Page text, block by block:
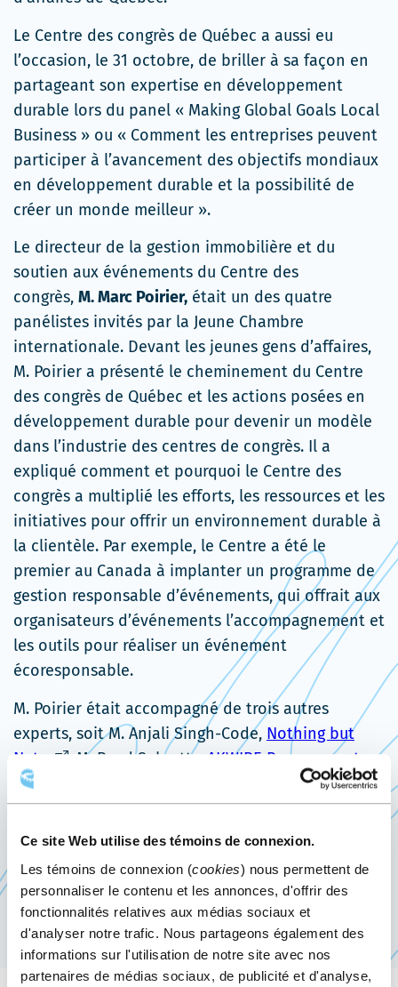
Ce site Web utilise des témoins de connexion.
Les témoins de connexion (cookies) nous permettent de
personnaliser le contenu et les annonces, d'offrir des
fonctionnalités relatives aux médias sociaux et
d'analyser notre trafic. Nous partageons également des
informations sur l'utilisation de notre site avec nos
partenaires de médias sociaux, de publicité et d'analyse,
Le Centre des congrès de Québec a aussi eu
l’occasion, le 31 octobre, de briller à sa façon en
partageant son expertise en développement
durable lors du panel « Making Global Goals Local
Business » ou « Comment les entreprises peuvent
participer à l’avancement des objectifs mondiaux
en développement durable et la possibilité de
créer un monde meilleur ».
Le directeur de la gestion immobilière et du
soutien aux événements du Centre des
congrès, M. Marc Poirier, était un des quatre
panélistes invités par la Jeune Chambre
internationale. Devant les jeunes gens d’affaires,
M. Poirier a présenté le cheminement du Centre
des congrès de Québec et les actions posées en
développement durable pour devenir un modèle
dans l’industrie des centres de congrès. Il a
expliqué comment et pourquoi le Centre des
congrès a multiplié les efforts, les ressources et les
initiatives pour offrir un environnement durable à
la clientèle. Par exemple, le Centre a été le
premier au Canada à implanter un programme de
gestion responsable d’événements, qui offrait aux
organisateurs d’événements l’accompagnement et
les outils pour réaliser un événement
écoresponsable.
M. Poirier était accompagné de trois autres
experts, soit M. Anjali Singh-Code, Nothing but
Nets
Ce
s'ouvrira
dans
nouvelle
fenêtre
, M. Ryad Subratty,
AKWIRE Procurement
Services
lien
s'ouvrira
une
nouvelle
fenêtre
, vice-président de JCI 2016, et
M. Bertolt Daems, propriétaire deRnR GroupCe
fenêtre
.
Il est clair que le Centre des congrès contribue, à
sa mesure, à l’avancement des objectifs mondiaux
en développement durable et à la création d’un
monde meilleur.